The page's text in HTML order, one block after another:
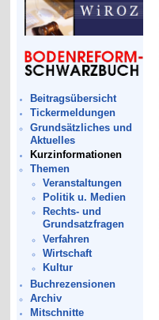
Beitragsübersicht
Tickermeldungen
Grundsätzliches und
Aktuelles
Kurzinformationen
Themen
Veranstaltungen
Politik u. Medien
Rechts- und
Grundsatzfragen
Verfahren
Wirtschaft
Kultur
Buchrezensionen
Archiv
Mitschnitte